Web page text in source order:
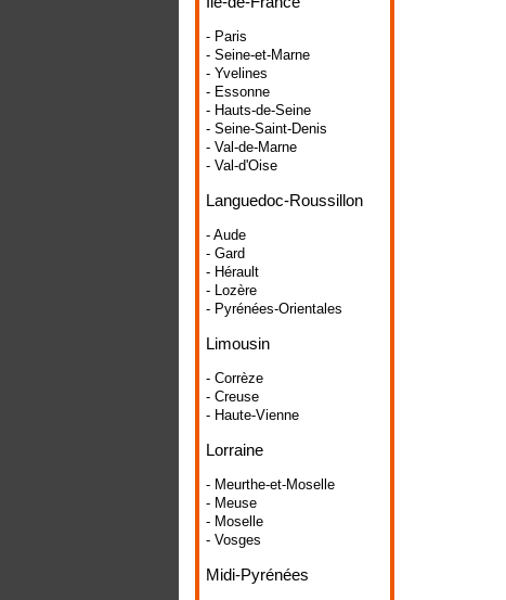
- Paris
- Seine-et-Marne
- Yvelines
- Essonne
- Hauts-de-Seine
- Seine-Saint-Denis
- Val-de-Marne
- Val-d'Oise
Languedoc-Roussillon
- Aude
- Gard
- Hérault
- Lozère
- Pyrénées-Orientales
Limousin
- Corrèze
- Creuse
- Haute-Vienne
Lorraine
- Meurthe-et-Moselle
- Meuse
- Moselle
- Vosges
Midi-Pyrénées